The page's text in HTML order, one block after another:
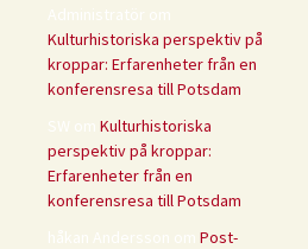
Administratör om
Kulturhistoriska perspektiv på
kroppar: Erfarenheter från en
konferensresa till Potsdam
SW om Kulturhistoriska
perspektiv på kroppar:
Erfarenheter från en
konferensresa till Potsdam
håkan Andersson om Post-